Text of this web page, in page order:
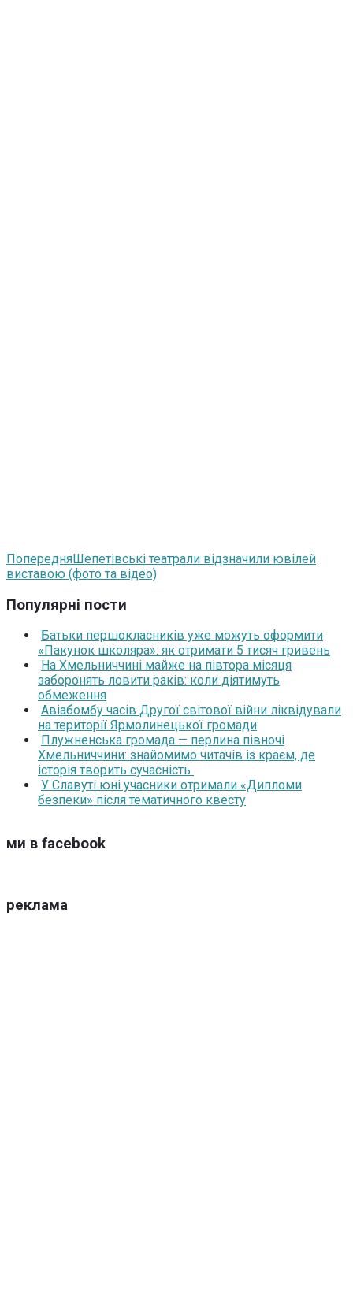
ПопередняШепетівські театрали відзначили ювілей
виставою (фото та відео)
Популярні пости
Батьки першокласників уже можуть оформити
«Пакунок школяра»: як отримати 5 тисяч гривень
На Хмельниччині майже на півтора місяця
заборонять ловити раків: коли діятимуть
обмеження
Авіабомбу часів Другої світової війни ліквідували
на території Ярмолинецької громади
Плужненська громада — перлина півночі
Хмельниччини: знайомимо читачів із краєм, де
історія творить сучасність
У Славуті юні учасники отримали «Дипломи
безпеки» після тематичного квесту
ми в facebook
реклама